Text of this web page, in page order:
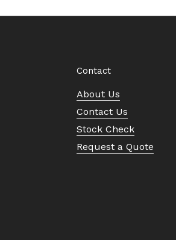
Contact
About Us
Contact Us
Stock Check
Request a Quote